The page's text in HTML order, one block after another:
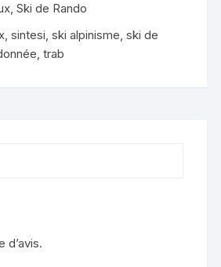
,Ski de Rando
,sintesi,ski alpinisme,ski de
,trab
d’avis.